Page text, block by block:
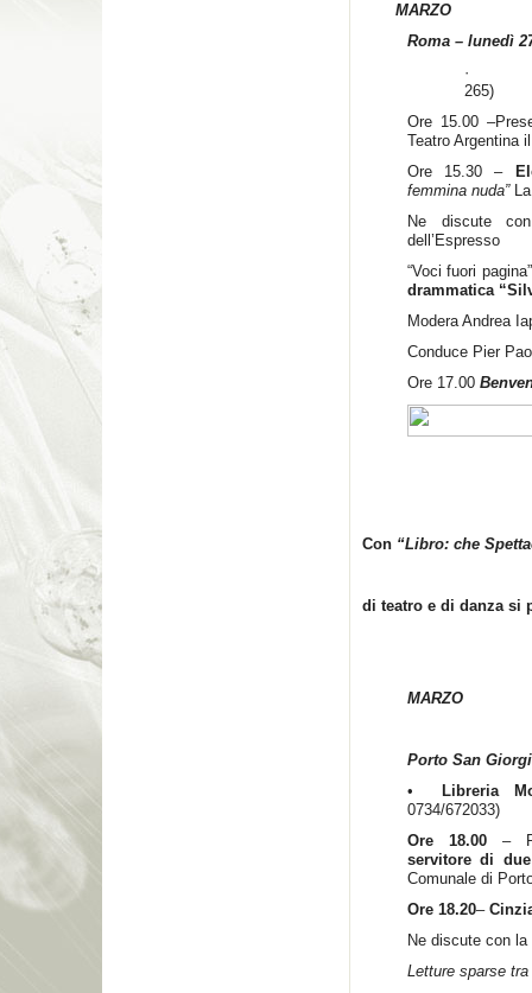
MARZO
Roma – lunedì
265)
Ore 15.00
Teatro Argentina
Ore 15.30 –
femmina nuda”
Ne discute
dell’Espresso
“Voci fuori
drammatica
Modera Andrea
Conduce Pier
Ore 17.00
Con “Libro: che
di teatro e di danza si
MARZO
Porto San
•
Libreria
0734/672033)
Ore 18.00–
servitore di
Comunale di
Ore 18.20–
Ne discute con
Letture sparse